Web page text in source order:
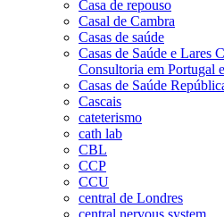
Casa de repouso
Casal de Cambra
Casas de saúde
Casas de Saúde e Lares
Consultoria em Portugal
Casas de Saúde
Cascais
cateterismo
cath lab
CBL
CCP
CCU
central de Londres
central nervous system